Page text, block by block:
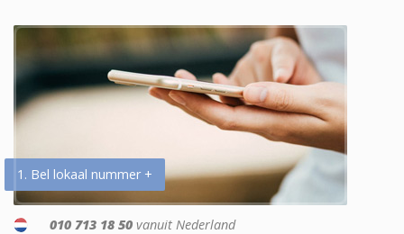
1. Bel lokaal nummer +
010 713 18 50 vanuit Nederland